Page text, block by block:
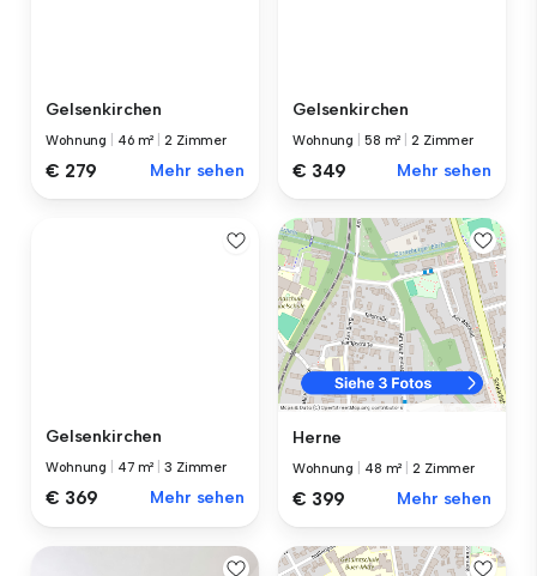
Gelsenkirchen
Wohnung 46 m² 2 Zimmer
€ 279 Mehr sehen
Gelsenkirchen
Wohnung 58 m² 2 Zimmer
€ 349 Mehr sehen
Gelsenkirchen
Wohnung 47 m² |3 Zimmer
€ 369 Mehr sehen
Herne
Wohnung 48 m² 2 Zimmer
€ 399 Mehr sehen